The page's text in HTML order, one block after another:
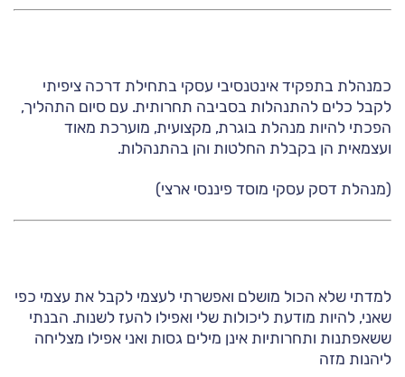
כמנהלת בתפקיד אינטנסיבי עסקי בתחילת דרכה ציפיתי
לקבל כלים להתנהלות בסביבה תחרותית. עם סיום התהליך,
הפכתי להיות מנהלת בוגרת, מקצועית, מוערכת מאוד
ועצמאית הן בקבלת החלטות והן בהתנהלות.
(מנהלת דסק עסקי מוסד פיננסי ארצי)
למדתי שלא הכול מושלם ואפשרתי לעצמי לקבל את עצמי כפי
שאני, להיות מודעת ליכולות שלי ואפילו להעז לשנות. הבנתי
ששאפתנות ותחרותיות אינן מילים גסות ואני אפילו מצליחה
ליהנות מזה